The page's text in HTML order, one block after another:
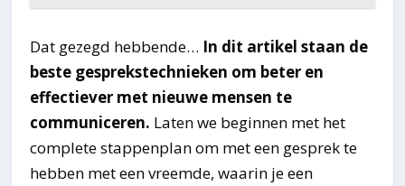
Dat gezegd hebbende… In dit artikel staan de
beste gesprekstechnieken om beter en
effectiever met nieuwe mensen te
communiceren. Laten we beginnen met het
complete stappenplan om met een gesprek te
hebben met een vreemde, waarin je een